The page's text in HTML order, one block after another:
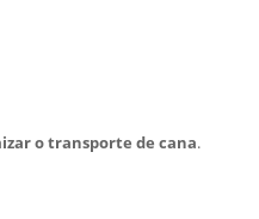
otransporte de cana.